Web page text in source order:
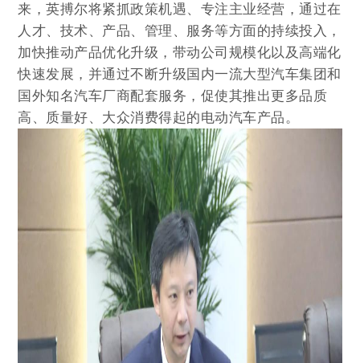
来，英搏尔将紧抓政策机遇、专注主业经营，通过在
人才、技术、产品、管理、服务等方面的持续投入，
加快推动产品优化升级，带动公司规模化以及高端化
快速发展，并通过不断升级国内一流大型汽车集团和
国外知名汽车厂商配套服务，促使其推出更多品质
高、质量好、大众消费得起的电动汽车产品。